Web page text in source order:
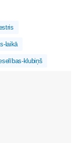
laikā
klubiņš